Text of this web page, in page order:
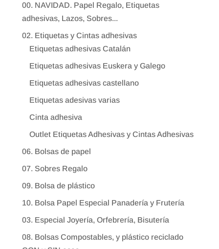
00. NAVIDAD. Papel Regalo, Etiquetas
adhesivas, Lazos, Sobres...
02. Etiquetas y Cintas adhesivas
Etiquetas adhesivas Catalán
Etiquetas adhesivas Euskera y Galego
Etiquetas adhesivas castellano
Etiquetas adesivas varias
Cinta adhesiva
Outlet Etiquetas Adhesivas y Cintas Adhesivas
06. Bolsas de papel
07. Sobres Regalo
09. Bolsa de plástico
10. Bolsa Papel Especial Panadería y Frutería
03. Especial Joyería, Orfebrería, Bisutería
08. Bolsas Compostables, y plástico reciclado